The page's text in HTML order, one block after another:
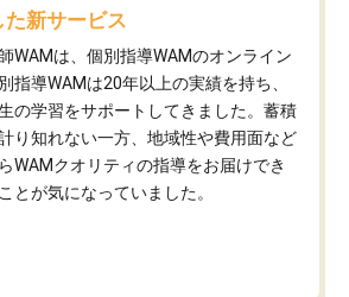
新サービス
WAMは、個別指導WAMのオンライン
指導WAMは20年以上の実績を持ち、
の学習をサポートしてきました。蓄積
り知れない一方、地域性や費用面など
WAMクオリティの指導をお届けでき
とが気になっていました。